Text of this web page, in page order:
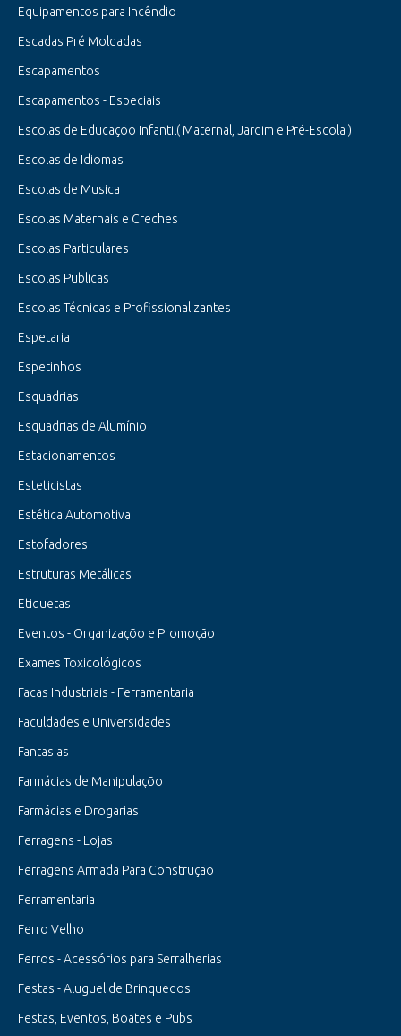
Equipamentos para Incêndio
Escadas Pré Moldadas
Escapamentos
Escapamentos - Especiais
Escolas de Educaçõo Infantil( Maternal, Jardim e Pré-Escola )
Escolas de Idiomas
Escolas de Musica
Escolas Maternais e Creches
Escolas Particulares
Escolas Publicas
Escolas Técnicas e Profissionalizantes
Espetaria
Espetinhos
Esquadrias
Esquadrias de Alumínio
Estacionamentos
Esteticistas
Estética Automotiva
Estofadores
Estruturas Metálicas
Etiquetas
Eventos - Organizaçõo e Promoção
Exames Toxicológicos
Facas Industriais - Ferramentaria
Faculdades e Universidades
Fantasias
Farmácias de Manipulaçõo
Farmácias e Drogarias
Ferragens - Lojas
Ferragens Armada Para Construção
Ferramentaria
Ferro Velho
Ferros - Acessórios para Serralherias
Festas - Aluguel de Brinquedos
Festas, Eventos, Boates e Pubs